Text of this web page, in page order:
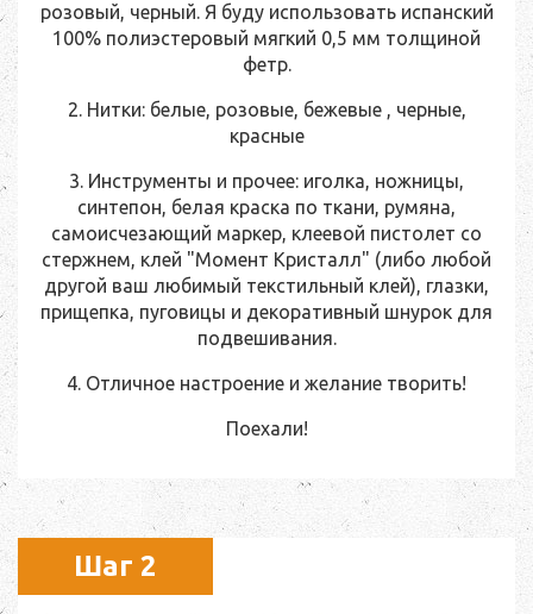
розовый, черный. Я буду использовать испанский
100% полиэстеровый мягкий 0,5 мм толщиной
фетр.
2. Нитки: белые, розовые, бежевые , черные,
красные
3. Инструменты и прочее: иголка, ножницы,
синтепон, белая краска по ткани, румяна,
самоисчезающий маркер, клеевой пистолет со
стержнем, клей "Момент Кристалл" (либо любой
другой ваш любимый текстильный клей), глазки,
прищепка, пуговицы и декоративный шнурок для
подвешивания.
4. Отличное настроение и желание творить!
Поехали!
Шаг 2